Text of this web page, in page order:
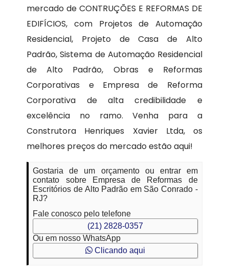
mercado de CONTRUÇÕES E REFORMAS DE
EDIFÍCIOS, com Projetos de Automação
Residencial, Projeto de Casa de Alto
Padrão, Sistema de Automação Residencial
de Alto Padrão, Obras e Reformas
Corporativas e Empresa de Reforma
Corporativa de alta credibilidade e
excelência no ramo. Venha para a
Construtora Henriques Xavier Ltda, os
melhores preços do mercado estão aqui!
Gostaria de um orçamento ou entrar em
contato sobre Empresa de Reformas de
Escritórios de Alto Padrão em São Conrado -
RJ?
Fale conosco pelo telefone
(21) 2828-0357
Ou em nosso WhatsApp
Clicando aqui